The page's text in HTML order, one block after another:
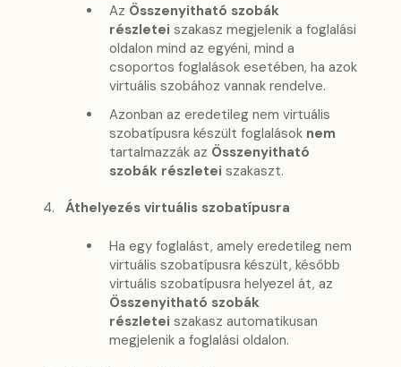
Az Összenyitható szobák
részletei szakasz megjelenik a foglalási
oldalon mind az egyéni, mind a
csoportos foglalások esetében, ha azok
virtuális szobához vannak rendelve.
Azonban az eredetileg nem virtuális
szobatípusra készült foglalások nem
tartalmazzák az Összenyitható
szobák részletei szakaszt.
Áthelyezés virtuális szobatípusra
Ha egy foglalást, amely eredetileg nem
virtuális szobatípusra készült, később
virtuális szobatípusra helyezel át, az
Összenyitható szobák
részletei szakasz automatikusan
megjelenik a foglalási oldalon.